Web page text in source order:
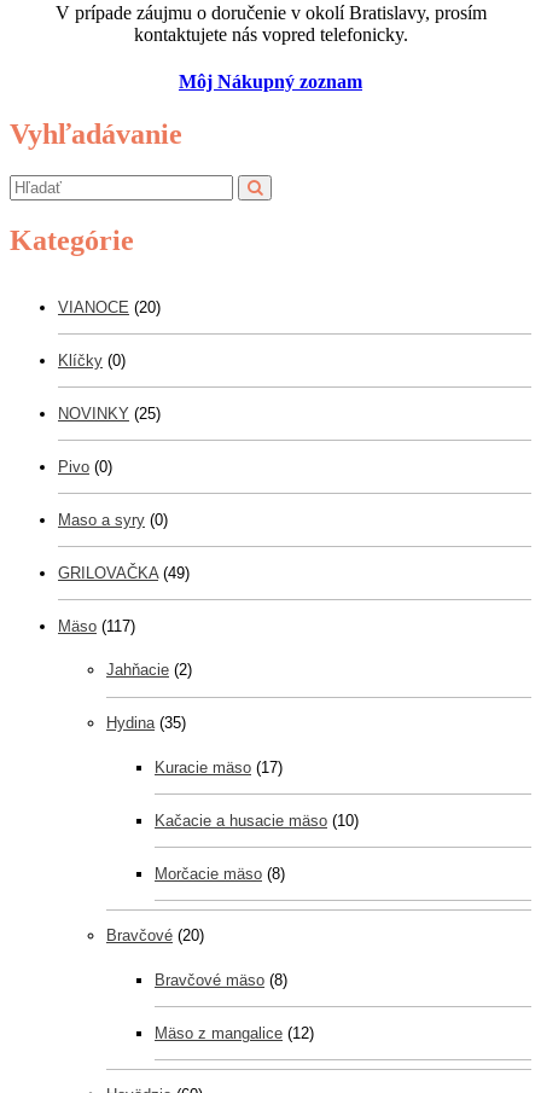
V prípade záujmu o doručenie v okolí Bratislavy, prosím
kontaktujete nás vopred telefonicky.
Môj Nákupný zoznam
Vyhľadávanie
Kategórie
VIANOCE (20)
Klíčky (0)
NOVINKY (25)
Pivo (0)
Maso a syry (0)
GRILOVAČKA (49)
Mäso (117)
Jahňacie (2)
Hydina (35)
Kuracie mäso (17)
Kačacie a husacie mäso (10)
Morčacie mäso (8)
Bravčové (20)
Bravčové mäso (8)
Mäso z mangalice (12)